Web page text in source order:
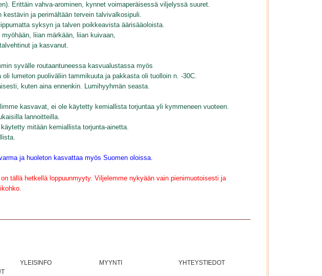
Erittäin vahva-arominen, kynnet voimaperäisessä viljelyssä suuret.
ja perimältään tervein talvivalkosipuli.
syksyn ja talven poikkeavista äärisääoloista.
liian märkään, liian kuivaan,
ja kasvanut.
syvälle routaantuneessa kasvualustassa myös
lumeton puoliväliin tammikuuta ja pakkasta oli tuolloin n. -30C.
kuten aina ennenkin. Lumihyyhmän seasta.
kasvavat, ei ole käytetty kemiallista torjuntaa yli kymmeneen vuoteen.
lannoitteilla.
mitään kemiallista torjunta-ainetta.
ja huoleton kasvattaa myös Suomen oloissa.
tällä hetkellä loppuunmyyty. Viljelemme nykyään vain pienimuotoisesti ja
YLEISINFO MYYNTI YHTEYSTIEDOT